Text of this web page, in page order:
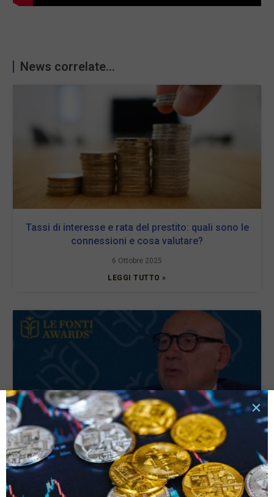
News correlate...
Tassi di interesse e rata del prestito: quali sono le
connessioni e cosa valutare?
6 Ottobre 2025
LEGGI TUTTO »
Gianluigi Serafini riceve il premio Avvocato dell’Anno
– Corporate Governance ESG
22 Ottobre 2024